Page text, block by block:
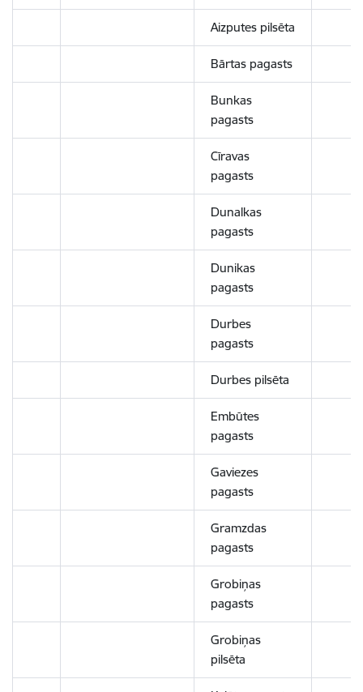
Aizputes pilsēta
Bārtas pagasts
Bunkas
pagasts
Cīravas
pagasts
Dunalkas
pagasts
Dunikas
pagasts
Durbes
pagasts
Durbes pilsēta
Embūtes
pagasts
Gaviezes
pagasts
Gramzdas
pagasts
Grobiņas
pagasts
Grobiņas
pilsēta